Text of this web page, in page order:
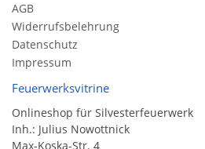
AGB
Widerrufsbelehrung
Datenschutz
Impressum
Feuerwerksvitrine
Onlineshop für Silvesterfeuerwerk
Inh.: Julius Nowottnick
Max-Koska-Str. 4